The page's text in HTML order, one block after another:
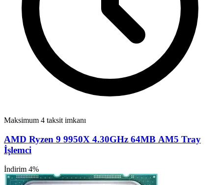
Maksimum 4 taksit imkanı
AMD Ryzen 9 9950X 4.30GHz 64MB AM5 Tray
İşlemci
İndirim 4%